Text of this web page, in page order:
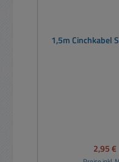
1,5m Cinchkabel
2,95 €